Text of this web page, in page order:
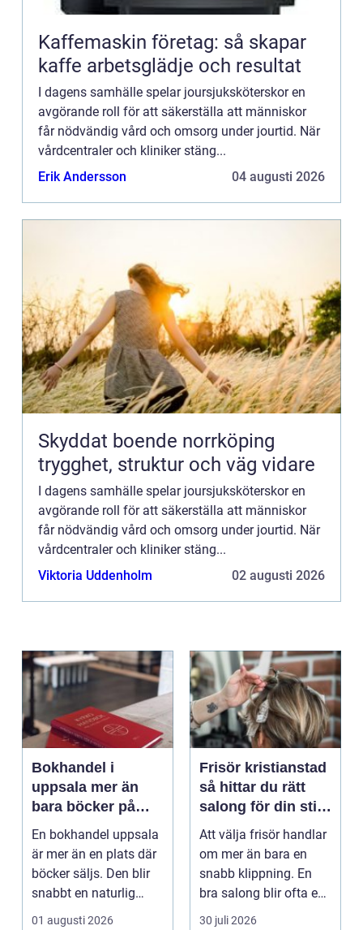
Kaffemaskin företag: så skapar
kaffe arbetsglädje och resultat
I dagens samhälle spelar joursjuksköterskor en
avgörande roll för att säkerställa att människor
får nödvändig vård och omsorg under jourtid. När
vårdcentraler och kliniker stäng...
Erik Andersson
04 augusti 2026
Skyddat boende norrköping
trygghet, struktur och väg vidare
I dagens samhälle spelar joursjuksköterskor en
avgörande roll för att säkerställa att människor
får nödvändig vård och omsorg under jourtid. När
vårdcentraler och kliniker stäng...
Viktoria Uddenholm
02 augusti 2026
Bokhandel i
uppsala mer än
bara böcker på
hyllan
En bokhandel uppsala
är mer än en plats där
böcker säljs. Den blir
snabbt en naturlig
mötesplats för...
01 augusti 2026
Frisör kristianstad
så hittar du rätt
salong för din stil
och vardag
Att välja frisör handlar
om mer än bara en
snabb klippning. En
bra salong blir ofta en
trygg punkt i...
30 juli 2026